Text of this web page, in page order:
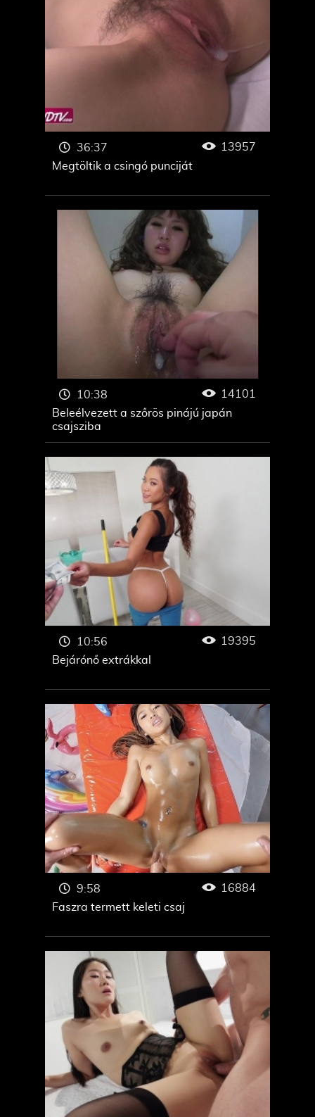
Megtöltik a csingó punciját
36:37 13957
Beleélvezett a szőrös pinájú japán
csajsziba
10:38 14101
Bejárónő extrákkal
10:56 19395
Faszra termett keleti csaj
9:58 16884